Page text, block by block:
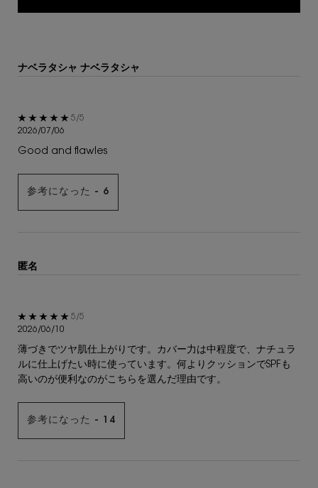
ナベラタシャ ナベラタシャ
5星中5。
5/5
2026/07/06
Good and flawles
参考になった - 6
匿名
5星中5。
5/5
2026/06/10
薄づきでツヤ肌仕上がりです。カバー力は中程度で、ナチュラ
ルに仕上げたい時に使っています。何よりクッションでSPFも
高いのが便利なのがこちらを選んだ理由です。
参考になった - 14